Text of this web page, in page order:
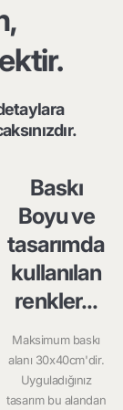
Baskı
Boyu ve
tasarımda
kullanılan
renkler...
Maksimum baskı
alanı 30x40cm'dir.
Uyguladığınız
tasarım bu alandan